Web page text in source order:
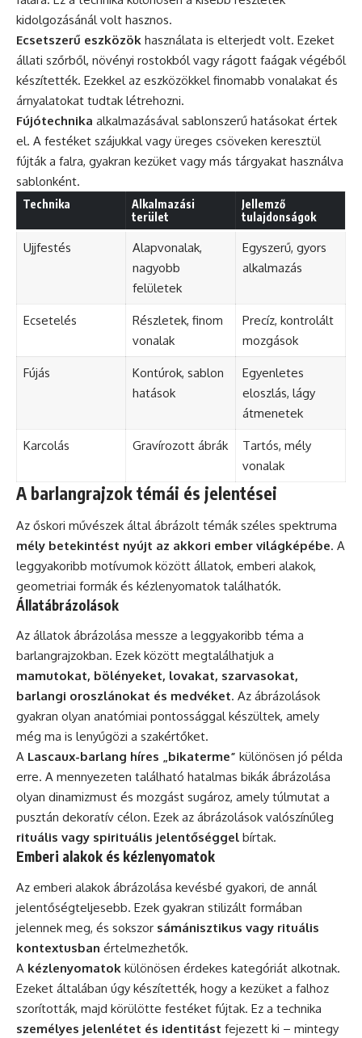
kidolgozásánál volt hasznos.
Ecsetszerű eszközök használata is elterjedt volt. Ezeket
állati szőrből, növényi rostokból vagy rágott faágak végéből
készítették. Ezekkel az eszközökkel finomabb vonalakat és
árnyalatokat tudtak létrehozni.
Fújótechnika alkalmazásával sablonszerű hatásokat értek
el. A festéket szájukkal vagy üreges csöveken keresztül
fújták a falra, gyakran kezüket vagy más tárgyakat használva
sablonként.
Technika
Alkalmazási
terület
Jellemző
tulajdonságok
Ujjfestés
Alapvonalak,
nagyobb
felületek
Egyszerű, gyors
alkalmazás
Ecsetelés
Részletek, finom
vonalak
Precíz, kontrolált
mozgások
Fújás
Kontúrok, sablon
hatások
Egyenletes
eloszlás, lágy
átmenetek
Karcolás Gravírozott ábrák
Tartós, mély
vonalak
A barlangrajzok témái és jelentései
Az őskori művészek által ábrázolt témák széles spektruma
mély betekintést nyújt az akkori ember világképébe. A
leggyakoribb motívumok között állatok, emberi alakok,
geometriai formák és kézlenyomatok találhatók.
Állatábrázolások
Az állatok ábrázolása messze a leggyakoribb téma a
barlangrajzokban. Ezek között megtalálhatjuk a
mamutokat, bölényeket, lovakat, szarvasokat,
barlangi oroszlánokat és medvéket. Az ábrázolások
gyakran olyan anatómiai pontossággal készültek, amely
még ma is lenyűgözi a szakértőket.
A Lascaux-barlang híres „bikaterme” különösen jó példa
erre. A mennyezeten található hatalmas bikák ábrázolása
olyan dinamizmust és mozgást sugároz, amely túlmutat a
pusztán dekoratív célon. Ezek az ábrázolások valószínűleg
rituális vagy spirituális jelentőséggel bírtak.
Emberi alakok és kézlenyomatok
Az emberi alakok ábrázolása kevésbé gyakori, de annál
jelentőségteljesebb. Ezek gyakran stilizált formában
jelennek meg, és sokszor sámánisztikus vagy rituális
kontextusban értelmezhetők.
A kézlenyomatok különösen érdekes kategóriát alkotnak.
Ezeket általában úgy készítették, hogy a kezüket a falhoz
szorították, majd körülötte festéket fújtak. Ez a technika
személyes jelenlétet és identitást fejezett ki – mintegy